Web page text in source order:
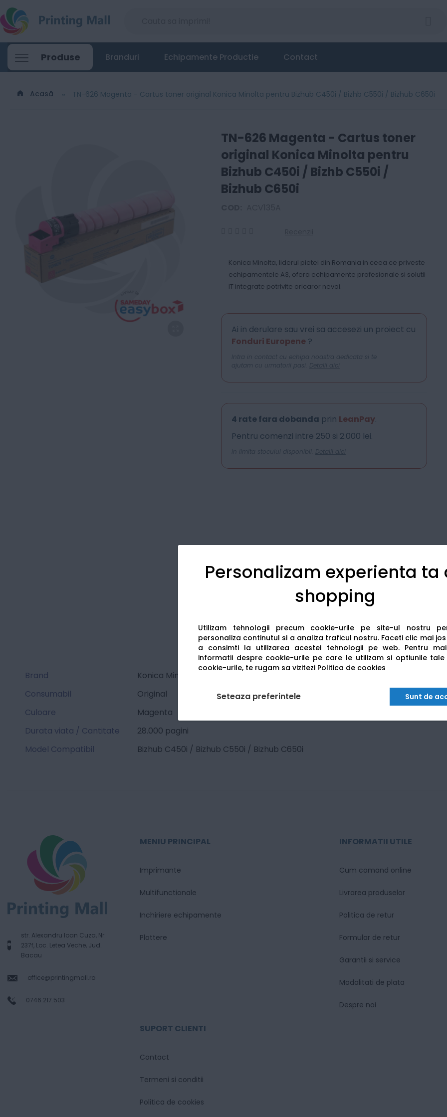
Personalizam experienta ta
shopping
Utilizam tehnologii precum cookie-urile pe site-ul nostru
personaliza continutul si a analiza traficul nostru. Faceti clic mai
a consimti la utilizarea acestei tehnologii pe web. Pentru
informatii despre cookie-urile pe care le utilizam si optiunile tale
cookie-urile, te rugam sa vizitezi Politica de cookies
Seteaza preferintele Sunt de
Produse Branduri Echipamente Productie Contact
Acasă TN-626 Magenta - Cartus toner original Konica Minolta pentru Bizhub C450i / Bizhb C550i / Bizhub C650i
TN-626 Magenta - Cartus toner
original Konica Minolta pentru
Bizhub C450i / Bizhb C550i /
Bizhub C650i
Konica Minolta, liderul pietei din Romania in ceea ce priveste
echipamentele A3, ofera echipamente profesionale si solutii
IT integrate potrivite oricaror nevoi.
Ai in derulare sau vrei sa accesezi un proiect cu
Fonduri Europene?
Intra in contact cu echipa noastra dedicata si te
ajutam cu urmatorii pasi. Detalii aici
4 rate fara dobanda prin LeanPay.
Pentru comenzi intre 250 si 2.000 lei.
In limita stocului disponibil. Detalii aici
TN-626 Magenta - Cartus toner original Konica Minolta pentru Bizhub C450i / Bizhb C550i /
650 34Lei
Brand
Konica Minolta
Consumabil
Original
Culoare
Magenta
Durata viata / Cantitate
28.000 pagini
Model Compatibil
Bizhub C450i / Bizhub C550i / Bizhub C650i
str. Alexandru Ioan Cuza, Nr.
237f, Loc. Letea Veche, Jud.
Bacau
office@printingmall.ro
0746.217.503
MENIU PRINCIPAL
Imprimante
Multifunctionale
Inchiriere echipamente
Plottere
INFORMATII UTILE
Cum comand online
Livrarea produselor
Politica de retur
Formular de retur
Garantii si service
Modalitati de plata
Despre noi
SUPORT CLIENTI
Contact
Termeni si conditii
Politica de cookies